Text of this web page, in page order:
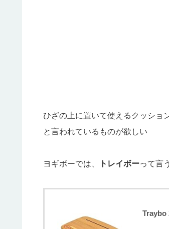
ひざの上に置いて使えるクッショ
と言われているものが欲しい
ヨギボーでは、 トレイボーって言
Traybo